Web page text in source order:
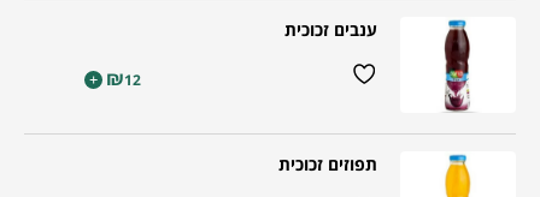
ענבים זכוכית
₪12
+
תפוזים זכוכית